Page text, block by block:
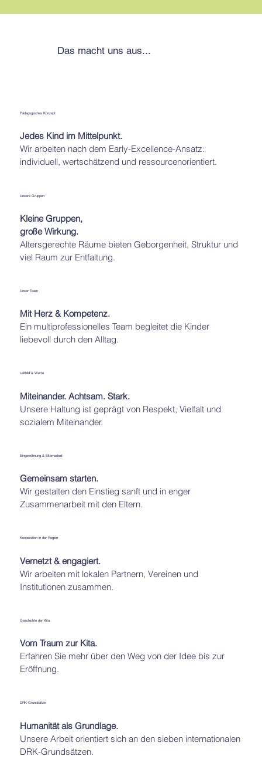
Das macht uns aus...
Pädagogisches Konzept
Jedes Kind im Mittelpunkt.
Wir arbeiten nach dem Early-Excellence-Ansatz:
individuell, wertschätzend und ressourcenorientiert.
Unsere Gruppen
Kleine Gruppen,
große Wirkung.
Altersgerechte Räume bieten Geborgenheit, Struktur und
viel Raum zur Entfaltung.
Unser Team
Mit Herz & Kompetenz.
Ein multiprofessionelles Team begleitet die Kinder
liebevoll durch den Alltag.
Leitbild & Werte
Miteinander. Achtsam. Stark.
Unsere Haltung ist geprägt von Respekt, Vielfalt und
sozialem Miteinander.
Eingewöhnung & Elternarbeit
Gemeinsam starten.
Wir gestalten den Einstieg sanft und in enger
Zusammenarbeit mit den Eltern.
Kooperation in der Region
Vernetzt & engagiert.
Wir arbeiten mit lokalen Partnern, Vereinen und
Institutionen zusammen.
Geschichte der Kita
Vom Traum zur Kita.
Erfahren Sie mehr über den Weg von der Idee bis zur
Eröffnung.
DRK-Grundsätze
Humanität als Grundlage.
Unsere Arbeit orientiert sich an den sieben internationalen
DRK-Grundsätzen.